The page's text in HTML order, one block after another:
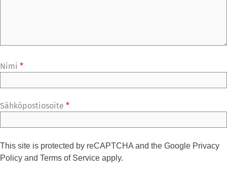
Nimi *
Sähköpostiosoite *
This site is protected by reCAPTCHA and the Google Privacy
Policy and Terms of Service apply.